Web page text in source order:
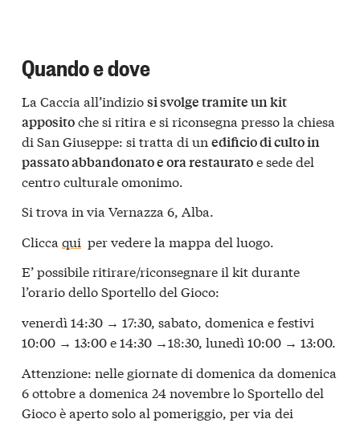
Quando e dove
La Caccia all’indiziosi svolge tramite un kit
appositoche si ritira e si riconsegna presso la chiesa
di San Giuseppe: si tratta di un edificio di culto in
passato abbandonato e ora restauratoe sede del
centro culturale omonimo.
Si trova in via Vernazza 6, Alba.
Clicca qui per vedere la mappa del luogo.
E’ possibile ritirare/riconsegnare il kit durante
l’orario dello Sportello del Gioco:
venerdì 14:30 → 17:30, sabato, domenica e festivi
10:00 → 13:00 e 14:30 →18:30, lunedì 10:00 → 13:00.
Attenzione: nelle giornate di domenica da domenica
6 ottobre a domenica 24 novembre lo Sportello del
Gioco è aperto solo al pomeriggio, per via dei